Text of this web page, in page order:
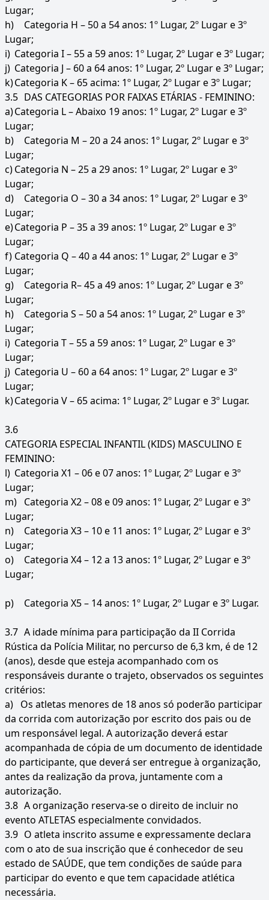
Lugar;
h)
Categoria H – 50 a 54 anos: 1º Lugar, 2º Lugar e 3º
Lugar;
i) Categoria I – 55 a 59 anos: 1º Lugar, 2º Lugar e 3º Lugar;
j) Categoria J – 60 a 64 anos: 1º Lugar, 2º Lugar e 3º Lugar;
k)Categoria K – 65 acima: 1º Lugar, 2º Lugar e 3º Lugar;
3.5 DAS CATEGORIAS POR FAIXAS ETÁRIAS - FEMININO:
a)Categoria L – Abaixo 19 anos: 1º Lugar, 2º Lugar e 3º
Lugar;
b)
Categoria M – 20 a 24 anos: 1º Lugar, 2º Lugar e 3º
Lugar;
c)Categoria N – 25 a 29 anos: 1º Lugar, 2º Lugar e 3º
Lugar;
d)
Categoria O – 30 a 34 anos: 1º Lugar, 2º Lugar e 3º
Lugar;
e)Categoria P – 35 a 39 anos: 1º Lugar, 2º Lugar e 3º
Lugar;
f) Categoria Q – 40 a 44 anos: 1º Lugar, 2º Lugar e 3º
Lugar;
g)
Categoria R– 45 a 49 anos: 1º Lugar, 2º Lugar e 3º
Lugar;
h)
Categoria S – 50 a 54 anos: 1º Lugar, 2º Lugar e 3º
Lugar;
i) Categoria T – 55 a 59 anos: 1º Lugar, 2º Lugar e 3º
Lugar;
j) Categoria U – 60 a 64 anos: 1º Lugar, 2º Lugar e 3º
Lugar;
k)Categoria V – 65 acima: 1º Lugar, 2º Lugar e 3º Lugar.
3.6
CATEGORIA ESPECIAL INFANTIL (KIDS) MASCULINO E
FEMININO:
l) Categoria X1 – 06 e 07 anos: 1º Lugar, 2º Lugar e 3º
Lugar;
m) Categoria X2 – 08 e 09 anos: 1º Lugar, 2º Lugar e 3º
Lugar;
n)
Categoria X3 – 10 e 11 anos: 1º Lugar, 2º Lugar e 3º
Lugar;
o)
Categoria X4 – 12 a 13 anos: 1º Lugar, 2º Lugar e 3º
Lugar;
p) Categoria X5 – 14 anos: 1º Lugar, 2º Lugar e 3º Lugar.
3.7 A idade mínima para participação da II Corrida
Rústica da Polícia Militar, no percurso de 6,3 km, é de 12
(anos), desde que esteja acompanhado com os
responsáveis durante o trajeto, observados os seguintes
critérios:
a) Os atletas menores de 18 anos só poderão participar
da corrida com autorização por escrito dos pais ou de
um responsável legal. A autorização deverá estar
acompanhada de cópia de um documento de identidade
do participante, que deverá ser entregue à organização,
antes da realização da prova, juntamente com a
autorização.
3.8 A organização reserva-se o direito de incluir no
evento ATLETAS especialmente convidados.
3.9 O atleta inscrito assume e expressamente declara
com o ato de sua inscrição que é conhecedor de seu
estado de SAÚDE, que tem condições de saúde para
participar do evento e que tem capacidade atlética
necessária.